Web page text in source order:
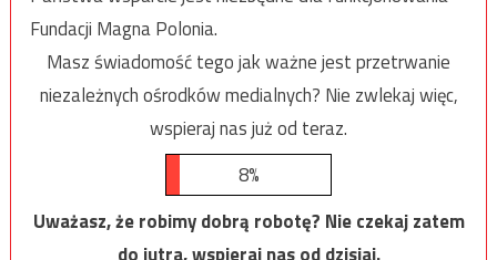
Fundacji Magna Polonia.
Masz świadomość tego jak ważne jest przetrwanie
niezależnych ośrodków medialnych? Nie zwlekaj więc,
wspieraj nas już od teraz.
8%
Uważasz, że robimy dobrą robotę? Nie czekaj zatem